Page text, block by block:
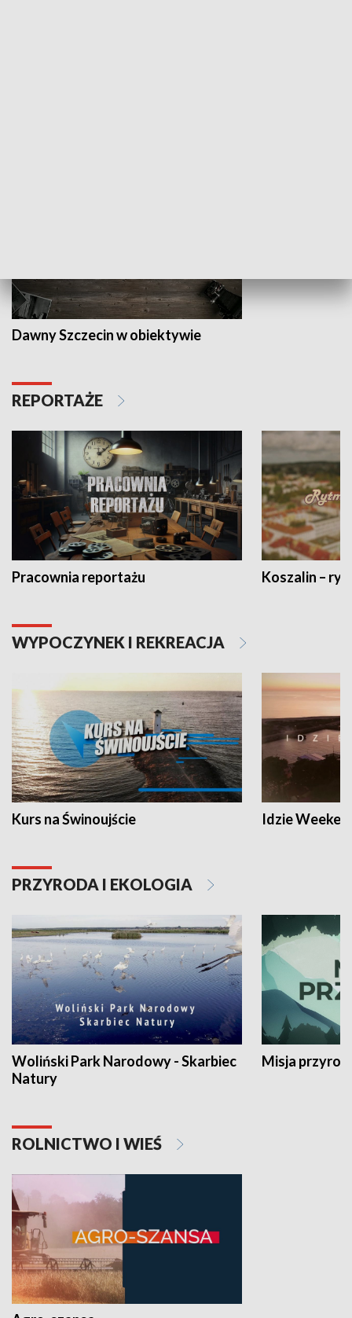
Dawny Szczecin w obiektywie
REPORTAŻE
Pracownia reportażu Koszalin –
WYPOCZYNEK I REKREACJA
Kurs na Świnoujście Idzie
PRZYRODA I EKOLOGIA
Woliński Park Narodowy - Skarbiec
Natury
Misja
ROLNICTWO I WIEŚ